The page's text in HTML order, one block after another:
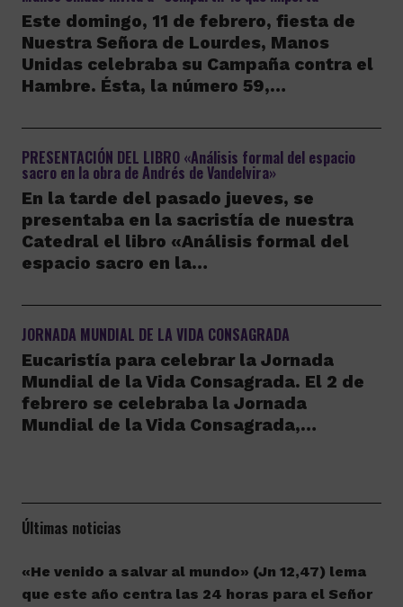
Este domingo, 11 de febrero, fiesta de
Nuestra Señora de Lourdes, Manos
Unidas celebraba su Campaña contra el
Hambre. Ésta, la número 59,…
PRESENTACIÓN DEL LIBRO «Análisis formal del espacio
sacro en la obra de Andrés de Vandelvira»
En la tarde del pasado jueves, se
presentaba en la sacristía de nuestra
Catedral el libro «Análisis formal del
espacio sacro en la…
JORNADA MUNDIAL DE LA VIDA CONSAGRADA
Eucaristía para celebrar la Jornada
Mundial de la Vida Consagrada. El 2 de
febrero se celebraba la Jornada
Mundial de la Vida Consagrada,…
Últimas noticias
«He venido a salvar al mundo» (Jn 12,47) lema
que este año centra las 24 horas para el Señor